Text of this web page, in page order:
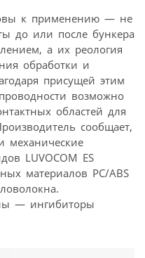
к применению — не
до или после бункера
а их реология
обработки и
присущей этим
возможно
областей для
сообщает,
механические
LUVOCOM ES
материалов PC/ABS
— ингибиторы